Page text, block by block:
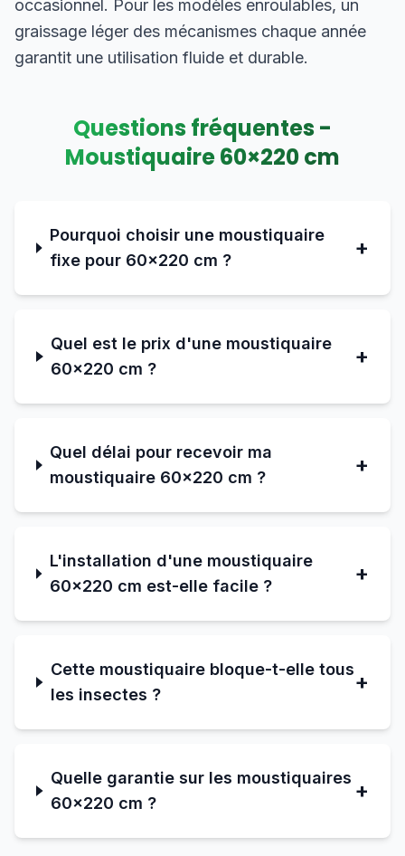
occasionnel. Pour les modèles enroulables, un
graissage léger des mécanismes chaque année
garantit une utilisation fluide et durable.
Questions fréquentes -
Moustiquaire60×220cm
Pourquoi choisir une moustiquaire
fixe pour 60×220 cm ?
+
Quel est le prix d'une moustiquaire
60×220 cm ?
+
Quel délai pour recevoir ma
moustiquaire 60×220 cm ?
+
L'installation d'une moustiquaire
60×220 cm est-elle facile ?
+
Cette moustiquaire bloque-t-elle tous
les insectes ?
+
Quelle garantie sur les moustiquaires
60×220 cm ?
+